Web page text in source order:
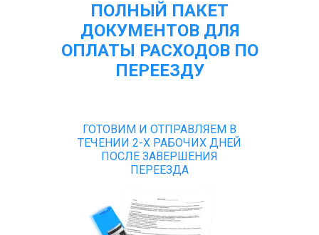
ПОЛНЫЙ ПАКЕТ
ДОКУМЕНТОВ ДЛЯ
ОПЛАТЫ РАСХОДОВ ПО
ПЕРЕЕЗДУ
ГОТОВИМ И ОТПРАВЛЯЕМ В
ТЕЧЕНИИ 2-Х РАБОЧИХ ДНЕЙ
ПОСЛЕ ЗАВЕРШЕНИЯ
ПЕРЕЕЗДА